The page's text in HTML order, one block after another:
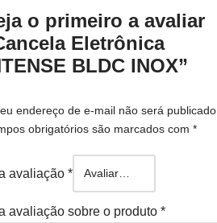
o primeiro a avaliar
Eletrônica
BLDC INOX”
endereço de e-mail não será publicado.
obrigatórios são marcados com*
avaliação*
avaliação sobre o produto*